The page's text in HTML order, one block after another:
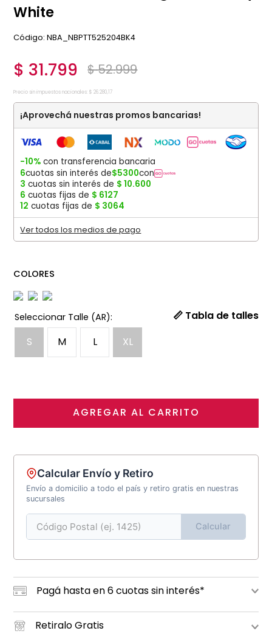
White
:NBA_NBPTT525204BK4
$ 31.799 $52.999
Precio sin impuestos nacionales: $ 26.280,17
¡Aprovechá nuestras promos bancarias!
-10% con transferencia bancaria
6cuotas sin interés de$5300con
3 cuotas sin interés de $ 10.600
6 cuotas fijas de $ 6127
12 cuotas fijas de $ 3064
Ver todos los medios de pago
COLORES
S L
M XL
📏 Tabla de talles
AGREGAR AL CARRITO
Calcular Envío y Retiro
Envío a domicilio a todo el país y retiro gratis en nuestras
sucursales
Calcular
Pagá hasta en 6 cuotas sin interés*
Retiralo Gratis